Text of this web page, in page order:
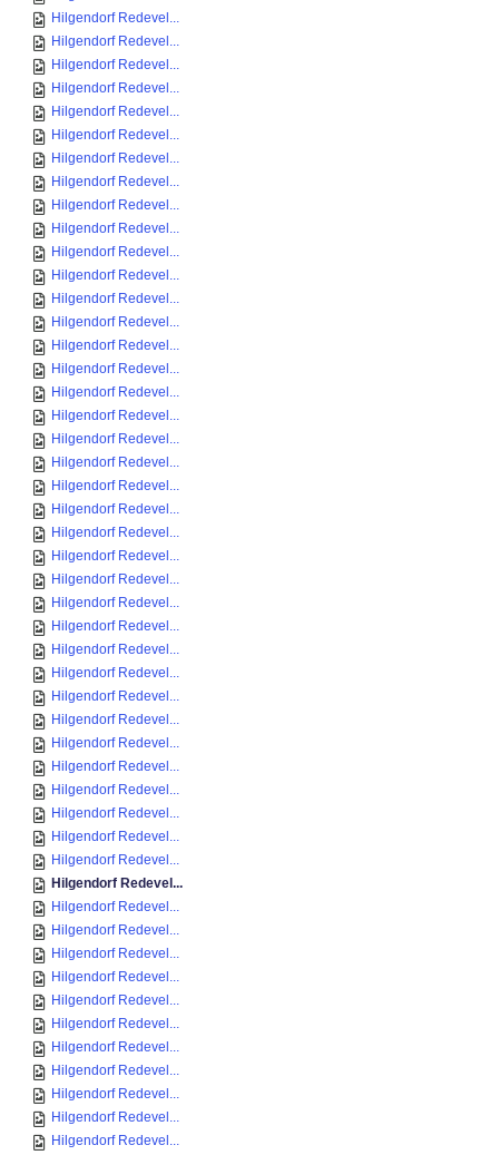
Hilgendorf Redevel...
Hilgendorf Redevel...
Hilgendorf Redevel...
Hilgendorf Redevel...
Hilgendorf Redevel...
Hilgendorf Redevel...
Hilgendorf Redevel...
Hilgendorf Redevel...
Hilgendorf Redevel...
Hilgendorf Redevel...
Hilgendorf Redevel...
Hilgendorf Redevel...
Hilgendorf Redevel...
Hilgendorf Redevel...
Hilgendorf Redevel...
Hilgendorf Redevel...
Hilgendorf Redevel...
Hilgendorf Redevel...
Hilgendorf Redevel...
Hilgendorf Redevel...
Hilgendorf Redevel...
Hilgendorf Redevel...
Hilgendorf Redevel...
Hilgendorf Redevel...
Hilgendorf Redevel...
Hilgendorf Redevel...
Hilgendorf Redevel...
Hilgendorf Redevel...
Hilgendorf Redevel...
Hilgendorf Redevel...
Hilgendorf Redevel...
Hilgendorf Redevel...
Hilgendorf Redevel...
Hilgendorf Redevel...
Hilgendorf Redevel...
Hilgendorf Redevel...
Hilgendorf Redevel...
Hilgendorf Redevel...
Hilgendorf Redevel...
Hilgendorf Redevel...
Hilgendorf Redevel...
Hilgendorf Redevel...
Hilgendorf Redevel...
Hilgendorf Redevel...
Hilgendorf Redevel...
Hilgendorf Redevel...
Hilgendorf Redevel...
Hilgendorf Redevel...
Hilgendorf Redevel...